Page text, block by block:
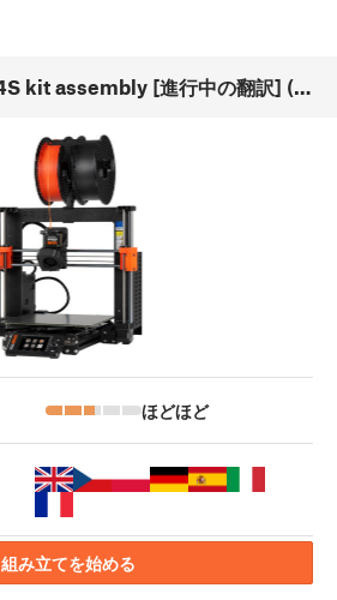
Original Prusa MK4S kit assembly [進行中の翻訳] (1.01)
ほどほど
組み立てを始める